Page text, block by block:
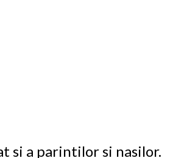
si a parintilor si nasilor.